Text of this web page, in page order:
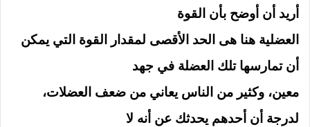
أريد أن أوضح بأن القوة
العضلية هنا هى الحد الأقصى لمقدار القوة التي يمكن
أن تمارسها تلك العضلة في جهد
معين، وكثير من الناس يعاني من ضعف العضلات،
لدرجة أن أحدهم يحدثك عن أنه لا